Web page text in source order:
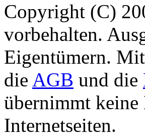
Copyright (C)
vorbehalten.
Eigentümern.
die AGB und die
übernimmt
Internetseiten.